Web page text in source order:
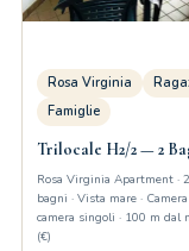
Rosa Virginia
Famiglie
Trilocale H2/2 — 2
Rosa Virginia Apartment ·
bagni · Vista mare ·
camera singoli · 100 m dal
(€)